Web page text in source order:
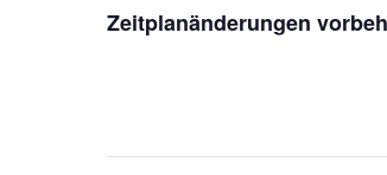
Zeitplanänderungen